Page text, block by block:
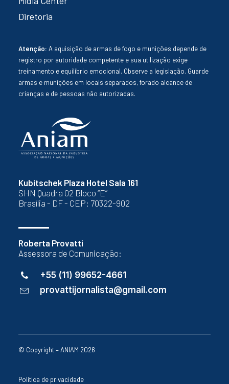
Kubitschek Plaza Hotel Sala 161
SHN Quadra 02 Bloco “E”
Brasília - DF - CEP: 70322-902
Roberta Provatti
Assessora de Comunicação:
+55 (11) 99652-4661
provattijornalista@gmail.com
Diretoria
Atenção: A aquisição de armas de fogo e munições depende de
registro por autoridade competente e sua utilização exige
treinamento e equilíbrio emocional. Observe a legislação. Guarde
armas e munições em locais separados, forado alcance de
crianças e de pessoas não autorizadas.
© Copyright – ANIAM 2026
Política de privacidade